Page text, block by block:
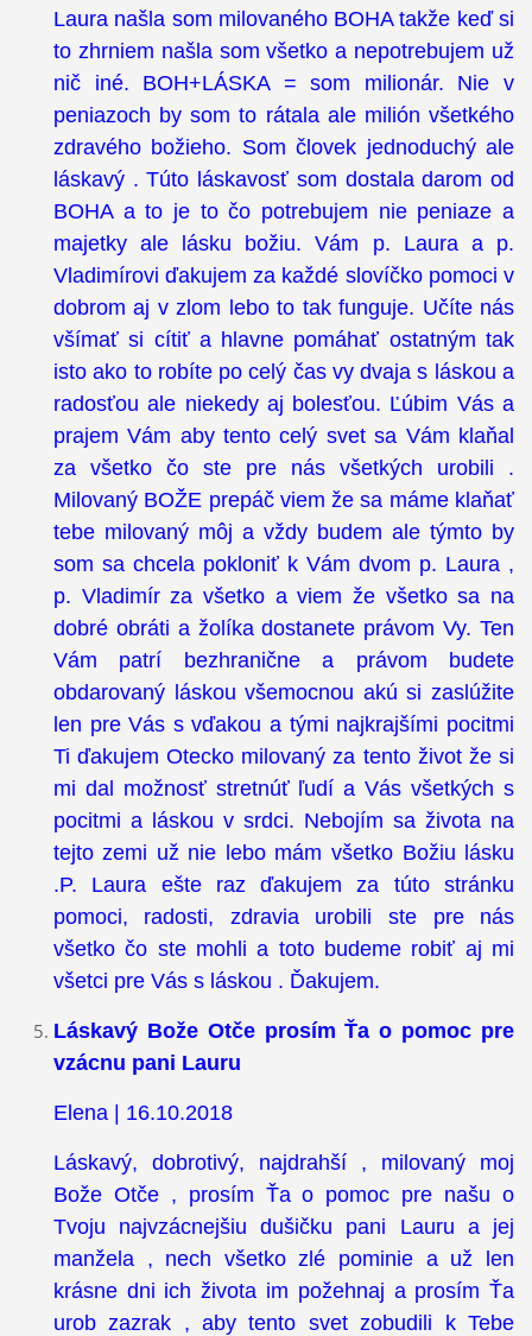
Laura našla som milovaného BOHA takže keď si
to zhrniem našla som všetko a nepotrebujem už
nič iné. BOH+LÁSKA = som milionár. Nie v
peniazoch by som to rátala ale milión všetkého
zdravého božieho. Som človek jednoduchý ale
láskavý . Túto láskavosť som dostala darom od
BOHA a to je to čo potrebujem nie peniaze a
majetky ale lásku božiu. Vám p. Laura a p.
Vladimírovi ďakujem za každé slovíčko pomoci v
dobrom aj v zlom lebo to tak funguje. Učíte nás
všímať si cítiť a hlavne pomáhať ostatným tak
isto ako to robíte po celý čas vy dvaja s láskou a
radosťou ale niekedy aj bolesťou. Ľúbim Vás a
prajem Vám aby tento celý svet sa Vám klaňal
za všetko čo ste pre nás všetkých urobili .
Milovaný BOŽE prepáč viem že sa máme klaňať
tebe milovaný môj a vždy budem ale týmto by
som sa chcela pokloniť k Vám dvom p. Laura ,
p. Vladimír za všetko a viem že všetko sa na
dobré obráti a žolíka dostanete právom Vy. Ten
Vám patrí bezhranične a právom budete
obdarovaný láskou všemocnou akú si zaslúžite
len pre Vás s vďakou a tými najkrajšími pocitmi
Ti ďakujem Otecko milovaný za tento život že si
mi dal možnosť stretnúť ľudí a Vás všetkých s
pocitmi a láskou v srdci. Nebojím sa života na
tejto zemi už nie lebo mám všetko Božiu lásku
.P. Laura ešte raz ďakujem za túto stránku
pomoci, radosti, zdravia urobili ste pre nás
všetko čo ste mohli a toto budeme robiť aj mi
všetci pre Vás s láskou . Ďakujem.
Láskavý Bože Otče prosím Ťa o pomoc pre
vzácnu pani Lauru
Elena | 16.10.2018
Láskavý, dobrotivý, najdrahší , milovaný moj
Bože Otče , prosím Ťa o pomoc pre našu o
Tvoju najvzácnejšiu dušičku pani Lauru a jej
manžela , nech všetko zlé pominie a už len
krásne dni ich života im požehnaj a prosím Ťa
urob zazrak , aby tento svet zobudili k Tebe